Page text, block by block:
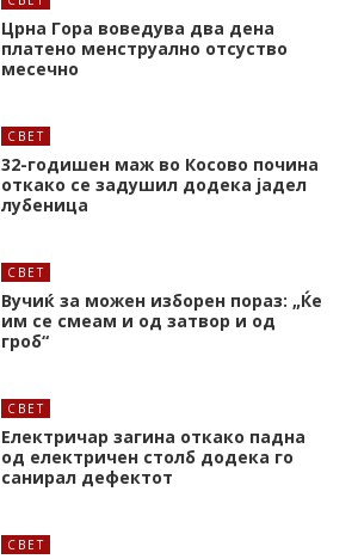
Црна Гора воведува два дена
платено менструално отсуство
месечно
СВЕТ
32-годишен маж во Косово почина
откако се задушил додека јадел
лубеница
СВЕТ
Вучиќ за можен изборен пораз: „Ќе
им се смеам и од затвор и од
гроб“
СВЕТ
Електричар загина откако падна
од електричен столб додека го
санирал дефектот
СВЕТ